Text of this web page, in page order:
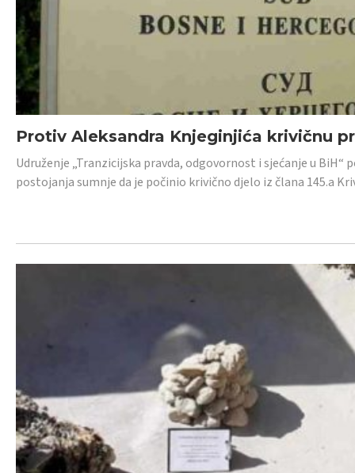
Protiv Aleksandra Knjeginjića krivičnu
Udruženje „Tranzicijska pravda, odgovornost i sjećanje u
postojanja sumnje da je počinio krivično djelo iz člana 145.a